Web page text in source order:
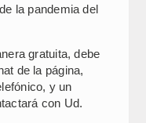
la pandemia del
gratuita, debe
de la página,
y un
con Ud.